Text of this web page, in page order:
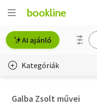
AI ajánló
Kategóriák
Galba Zsolt művei